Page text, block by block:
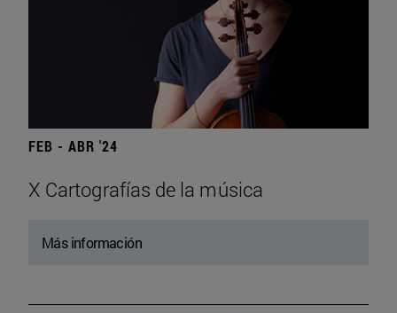
FEB - ABR '24
X Cartografías de la música
Más información